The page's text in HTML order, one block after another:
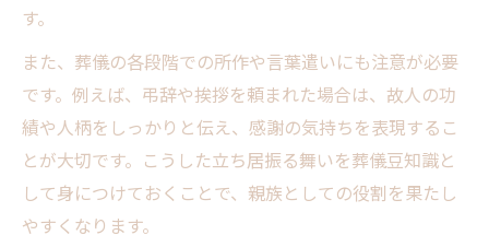
親族としての正しい言葉選びの豆知識
葬儀豆知識とマナーを活かした対応術
大切な葬儀の流れと親族対応の実務ガイド
葬儀豆知識で押さえる親族の実務対応
葬儀流れ日程と親族の動きを豆知識解説
す。
また、葬儀の各段階での所作や言葉遣いにも注意が必要
です。例えば、弔辞や挨拶を頼まれた場合は、故人の功
績や人柄をしっかりと伝え、感謝の気持ちを表現するこ
とが大切です。こうした立ち居振る舞いを葬儀豆知識と
して身につけておくことで、親族としての役割を果たし
やすくなります。